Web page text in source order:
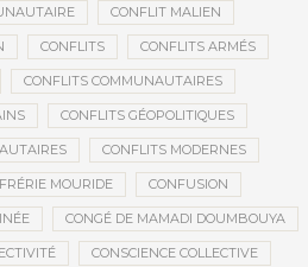
CONFLIT MALIEN
CONFLITS CONFLITS ARMÉS
CONFLITS COMMUNAUTAIRES
CONFLITS GÉOPOLITIQUES
CONFLITS MODERNES
MOURIDE CONFUSION
CONGÉ DE MAMADI DOUMBOUYA
CONSCIENCE COLLECTIVE